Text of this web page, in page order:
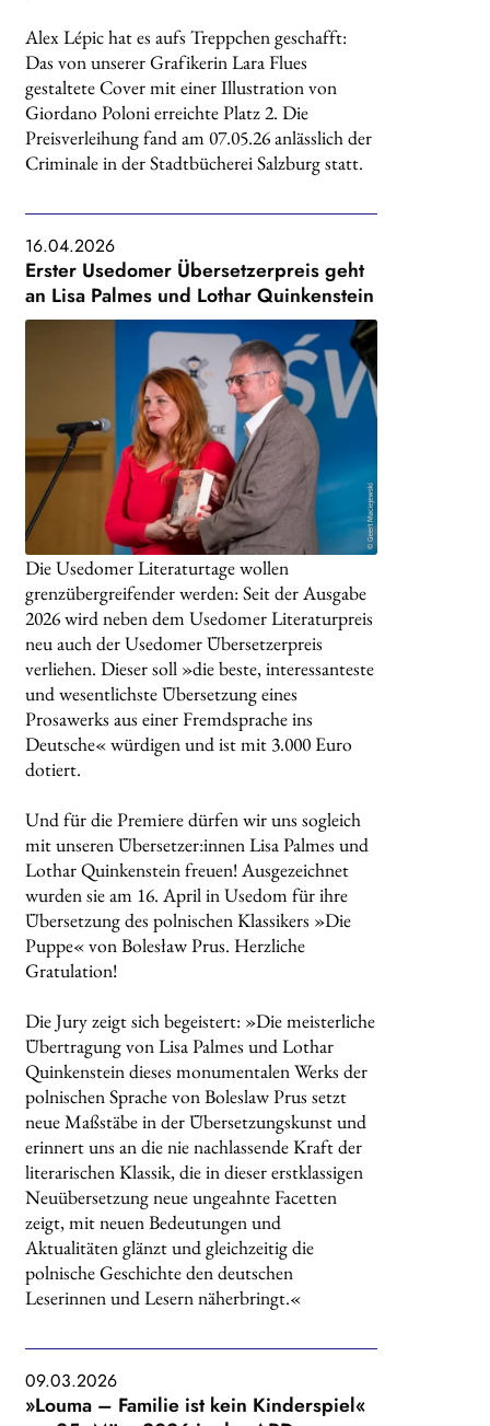
Alex Lépic hat es aufs Treppchen geschafft:
Das von unserer Grafikerin Lara Flues
gestaltete Cover mit einer Illustration von
Giordano Poloni erreichte Platz 2. Die
Preisverleihung fand am 07.05.26 anlässlich der
Criminale in der Stadtbücherei Salzburg statt.
16.04.2026
Erster Usedomer Übersetzerpreis geht
an Lisa Palmes und Lothar Quinkenstein
Die Usedomer Literaturtage wollen
grenzübergreifender werden: Seit der Ausgabe
2026 wird neben dem Usedomer Literaturpreis
neu auch der Usedomer Übersetzerpreis
verliehen. Dieser soll »die beste, interessanteste
und wesentlichste Übersetzung eines
Prosawerks aus einer Fremdsprache ins
Deutsche« würdigen und ist mit 3.000 Euro
dotiert.
Und für die Premiere dürfen wir uns sogleich
mit unseren Übersetzer:innen Lisa Palmes und
Lothar Quinkenstein freuen! Ausgezeichnet
wurden sie am 16. April in Usedom für ihre
Übersetzung des polnischen Klassikers »Die
Puppe« von Bolesław Prus. Herzliche
Gratulation!
Die Jury zeigt sich begeistert: »Die meisterliche
Übertragung von Lisa Palmes und Lothar
Quinkenstein dieses monumentalen Werks der
polnischen Sprache von Boleslaw Prus setzt
neue Maßstäbe in der Übersetzungskunst und
erinnert uns an die nie nachlassende Kraft der
literarischen Klassik, die in dieser erstklassigen
Neuübersetzung neue ungeahnte Facetten
zeigt, mit neuen Bedeutungen und
Aktualitäten glänzt und gleichzeitig die
polnische Geschichte den deutschen
Leserinnen und Lesern näherbringt.«
09.03.2026
»Louma – Familie ist kein Kinderspiel«